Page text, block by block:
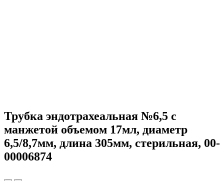
Трубка эндотрахеальная №6,5 с
манжетой объемом 17мл, диаметр
6,5/8,7мм, длина 305мм, стерильная, 00-
00006874